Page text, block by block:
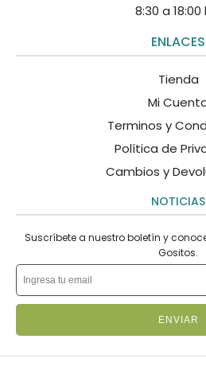
8:30 a 18:00
ENLACES
Tienda
Mi
Terminos y
Política de
Cambios y
NOTICIAS
Suscríbete a nuestro boletín y
Gositos.
ENVIAR